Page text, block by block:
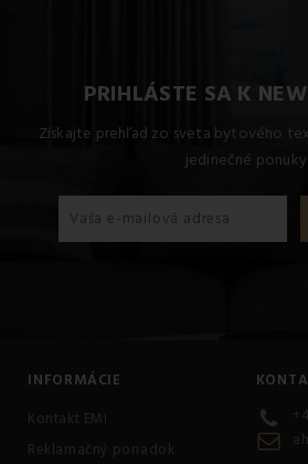
PRIHLÁSTE SA K
Získajte prehľad zo sveta bytového
jedinečné ponuky.
INFORMÁCIE
Kontakt EMI
Reklamačný poriadok